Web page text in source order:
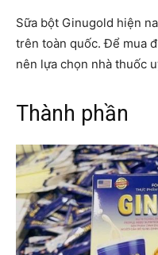
Sữa bột Ginugold hiện
trên toàn quốc. Để mua
nên lựa chọn nhà thuốc
Thành phần